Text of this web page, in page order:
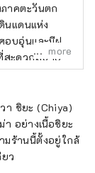
าคตะวันตก
นแดนแห่ง
บอุ่นและมีฝน
สะดวกสบาย
ง เกียวโต โอ
ม้ที่ได้รับ
เซโตอุจิ จะมี
กลิ่น และ
more
า ชิยะ (Chiya)
อย่างเนื้อชิยะ
มร้านนี้ตั้งอยู่ใกล้
ว